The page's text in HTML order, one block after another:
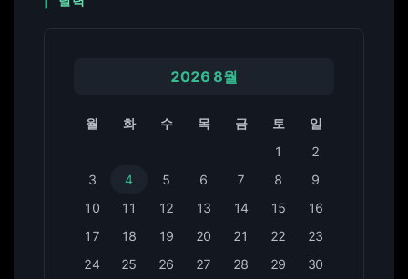
2026 8월
월 화 수 목 금 토
일
1
2
3
4 5 6 7 8
9
10
11 12 13 14 15
16
17
18 19 20 21 22
23
24
25 26 27 28 29
30